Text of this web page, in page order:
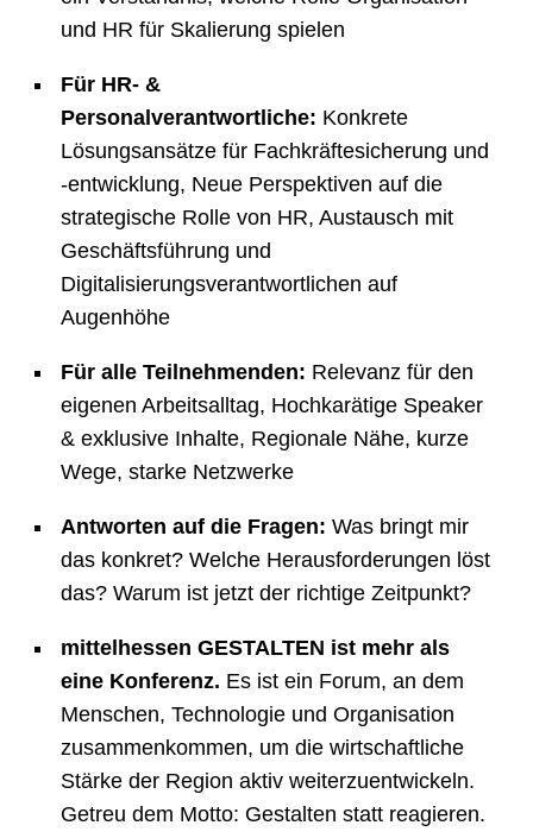
und HR für Skalierung spielen
Für HR- &
Personalverantwortliche: Konkrete
Lösungsansätze für Fachkräftesicherung und
-entwicklung, Neue Perspektiven auf die
strategische Rolle von HR, Austausch mit
Geschäftsführung und
Digitalisierungsverantwortlichen auf
Augenhöhe
Für alle Teilnehmenden: Relevanz für den
eigenen Arbeitsalltag, Hochkarätige Speaker
& exklusive Inhalte, Regionale Nähe, kurze
Wege, starke Netzwerke
Antworten auf die Fragen: Was bringt mir
das konkret? Welche Herausforderungen löst
das? Warum ist jetzt der richtige Zeitpunkt?
mittelhessen GESTALTEN ist mehr als
eine Konferenz. Es ist ein Forum, an dem
Menschen, Technologie und Organisation
zusammenkommen, um die wirtschaftliche
Stärke der Region aktiv weiterzuentwickeln.
Getreu dem Motto: Gestalten statt reagieren.